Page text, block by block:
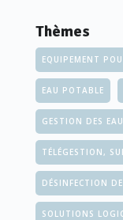
Thèmes
EQUIPEMENT
EAU POTABLE
GESTION DES
TÉLÉGESTION,
DÉSINFECTION
SOLUTIONS